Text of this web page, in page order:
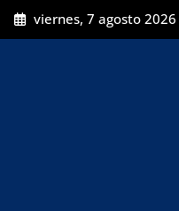
viernes, 7 agosto 2026